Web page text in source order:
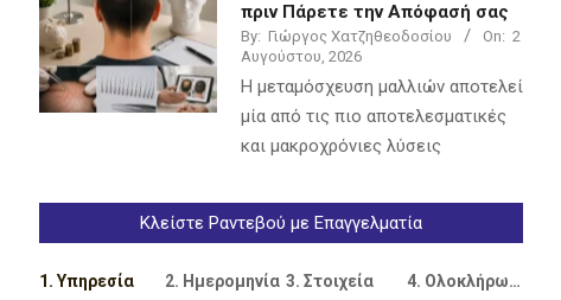
πριν Πάρετε την Απόφασή σας
By: Γιώργος Χατζηθεοδοσίου On: 2
Αυγούστου, 2026
Η μεταμόσχευση μαλλιών αποτελεί
μία από τις πιο αποτελεσματικές
και μακροχρόνιες λύσεις
Κλείστε Ραντεβού με Επαγγελματία
1. Υπηρεσία 2. Ημερομηνία 3. Στοιχεία 4. Ολοκλήρωση